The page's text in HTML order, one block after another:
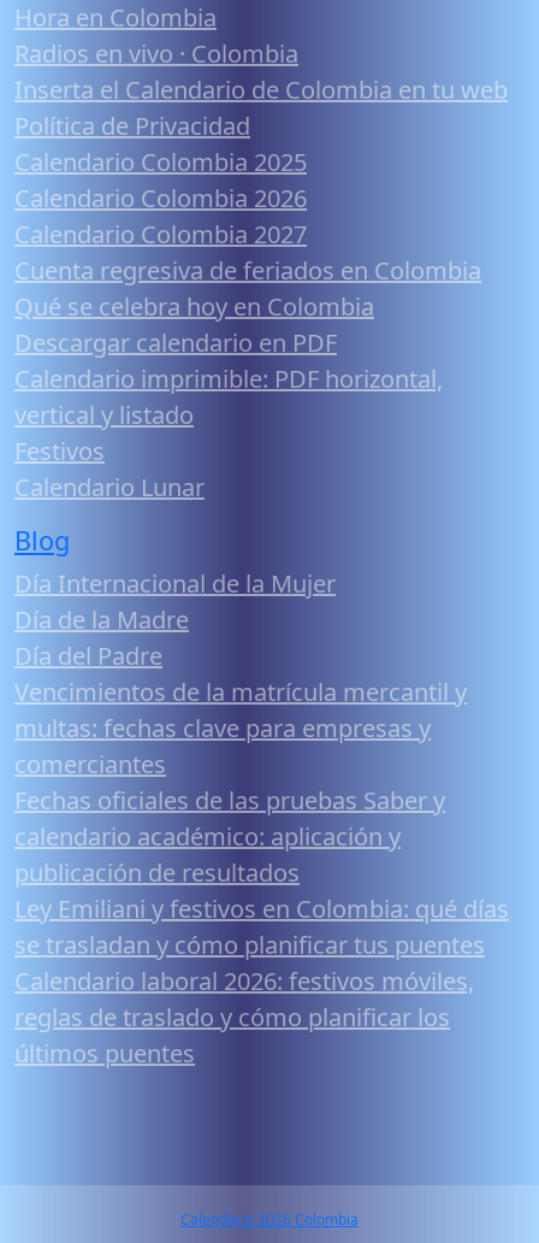
Hora en Colombia
Radios en vivo · Colombia
Inserta el Calendario de Colombia en tu web
Política de Privacidad
Calendario Colombia 2025
Calendario Colombia 2026
Calendario Colombia 2027
Cuenta regresiva de feriados en Colombia
Qué se celebra hoy en Colombia
Descargar calendario en PDF
Calendario imprimible: PDF horizontal,
vertical y listado
Festivos
Calendario Lunar
Blog
Día Internacional de la Mujer
Día de la Madre
Día del Padre
Vencimientos de la matrícula mercantil y
multas: fechas clave para empresas y
comerciantes
Fechas oficiales de las pruebas Saber y
calendario académico: aplicación y
publicación de resultados
Ley Emiliani y festivos en Colombia: qué días
se trasladan y cómo planificar tus puentes
Calendario laboral 2026: festivos móviles,
reglas de traslado y cómo planificar los
últimos puentes
Calendario 2026 Colombia